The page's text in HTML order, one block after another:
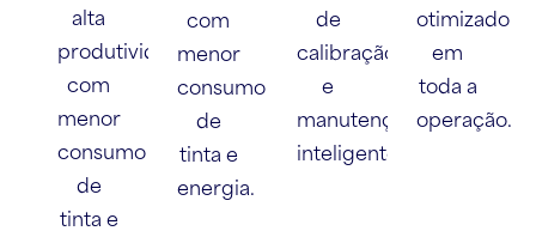
alta
produtividade
com
menor
consumo
de
tinta e
com
menor
consumo
de
tinta e
energia.
de
calibração
e
manutenção
inteligente.
otimizado
em
toda a
operação.